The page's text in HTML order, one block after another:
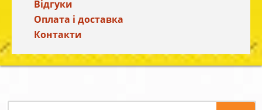
Відгуки
Оплата і доставка
Контакти